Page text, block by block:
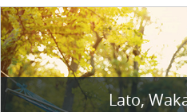
Lato,